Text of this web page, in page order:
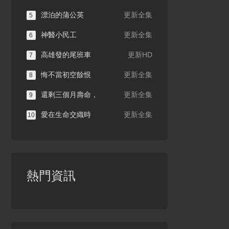
更新全集
5 漂泊的蒲公英
更新全集
6 神醫小民工
更新HD
7 高雄發的尾班車
更新全集
8 悔不當初空餘恨
更新全集
9 還剩三個月壽命，
更新全集
10 愛在生命交織時
熱門資訊